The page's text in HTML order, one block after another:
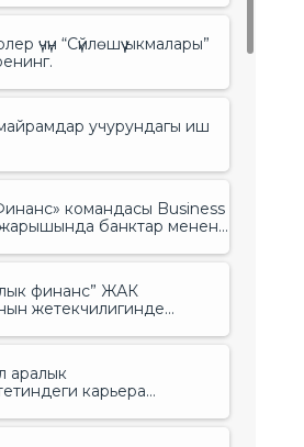
үчүн “Сүйлөшүү ыкмалары”
учурундагы иш
командасы Business
банктар менен
ээледи..
финанс” ЖАК
жетекчилигинде
аралык
карьера